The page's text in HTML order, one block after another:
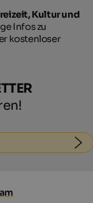
Kultur und
Infos zu
kostenloser